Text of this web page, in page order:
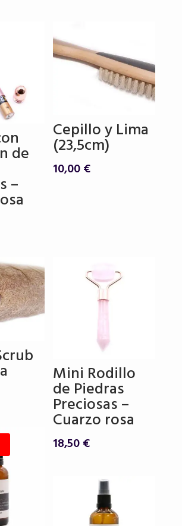
32,00 €.
de
–
Cepillo y Lima
(23,5cm)
10,00€
Mini Rodillo
de Piedras
Preciosas –
Cuarzo rosa
18,50€